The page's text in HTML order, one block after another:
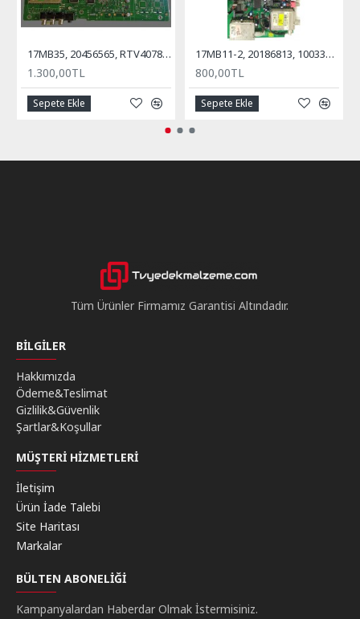
17MB35, 20456565, RTV40781, REGAL, VESTEL, ANA KART, MAİN BOARD
1.300,00TL
Sepete Ekle
17MB11-2, 20186813, 10033547, Anakart, Main Board, VESTEL, Millenium, 32''
800,00TL
Sepete Ekle
Tüm Ürünler Firmamız Garantisi Altındadır.
BILGILER
Hakkımızda
Ödeme&Teslimat
Gizlilik&Güvenlik
Şartlar&Koşullar
MÜŞTERI HIZMETLERI
İletişim
Ürün İade Talebi
Site Haritası
Markalar
BÜLTEN ABONELIĞI
Kampanyalardan Haberdar Olmak İstermisiniz.